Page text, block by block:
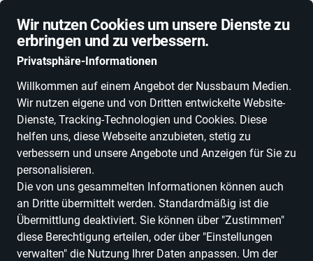
Wir nutzen Cookies um unsere Dienste zu
erbringen und zu verbessern.
Privatsphäre-Informationen
Willkommen auf einem Angebot der Nussbaum Medien.
Wir nutzen eigene und von Dritten entwickelte Website-
Dienste, Tracking-Technologien und Cookies. Diese
helfen uns, diese Webseite anzubieten, stetig zu
verbessern und unsere Angebote und Anzeigen für Sie zu
personalisieren.
Die von uns gesammelten Informationen können auch
an Dritte übermittelt werden. Standardmäßig ist die
Übermittlung deaktiviert. Sie können über "Zustimmen"
diese Berechtigung erteilen, oder über "Einstellungen
verwalten" die Nutzung Ihrer Daten anpassen. Um der
ALLE KATEGORIEN NEUHEITEN DEALS ESSEN, TRINKEN &
Produktein Baden-
Württemberg